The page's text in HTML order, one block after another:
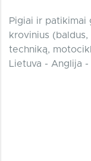
Pigiai ir patikimai
krovinius
techniką,
Lietuva - Anglija